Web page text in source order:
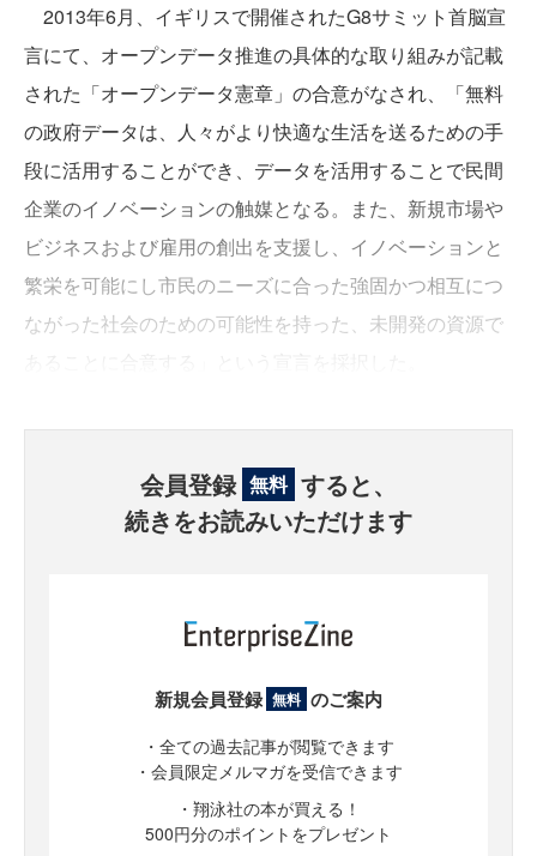
2013年6月、イギリスで開催されたG8サミット首脳宣
言にて、オープンデータ推進の具体的な取り組みが記載
された「オープンデータ憲章」の合意がなされ、「無料
の政府データは、人々がより快適な生活を送るための手
段に活用することができ、データを活用することで民間
企業のイノベーションの触媒となる。また、新規市場や
ビジネスおよび雇用の創出を支援し、イノベーションと
繁栄を可能にし市民のニーズに合った強固かつ相互につ
ながった社会のための可能性を持った、未開発の資源で
会員登録 無料 すると、
続きをお読みいただけます
新規会員登録 無料 のご案内
・全ての過去記事が閲覧できます
・会員限定メルマガを受信できます
・翔泳社の本が買える！
500円分のポイントをプレゼント